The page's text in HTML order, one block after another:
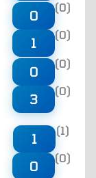
0
(0)
1
(0)
0
(0)
3
(0)
1
(1)
0
(0)